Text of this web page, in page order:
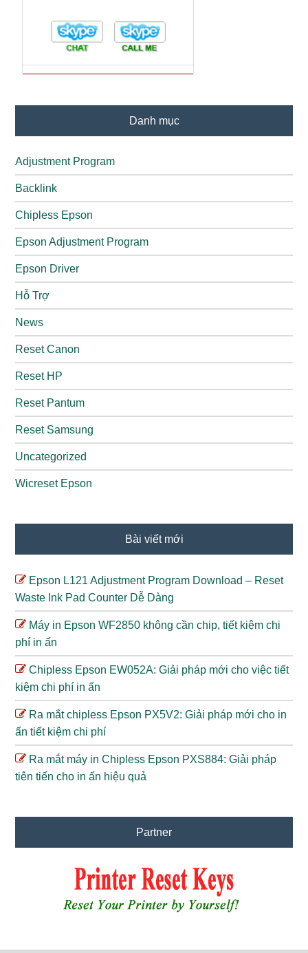
Danh mục
Adjustment Program
Backlink
Chipless Epson
Epson Adjustment Program
Epson Driver
Hỗ Trợ
News
Reset Canon
Reset HP
Reset Pantum
Reset Samsung
Uncategorized
Wicreset Epson
Bài viết mới
Epson L121 Adjustment Program Download – Reset
Waste Ink Pad Counter Dễ Dàng
Máy in Epson WF2850 không cần chip, tiết kiệm chi
phí in ấn
Chipless Epson EW052A: Giải pháp mới cho việc tiết
kiệm chi phí in ấn
Ra mắt chipless Epson PX5V2: Giải pháp mới cho in
ấn tiết kiệm chi phí
Ra mắt máy in Chipless Epson PXS884: Giải pháp
tiên tiến cho in ấn hiệu quả
Partner